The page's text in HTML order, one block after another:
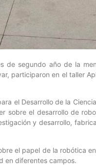
de segundo año de la
participaron en el taller
el Desarrollo de la
sobre el desarrollo de
y desarrollo,
el papel de la robótica
en diferentes campos.